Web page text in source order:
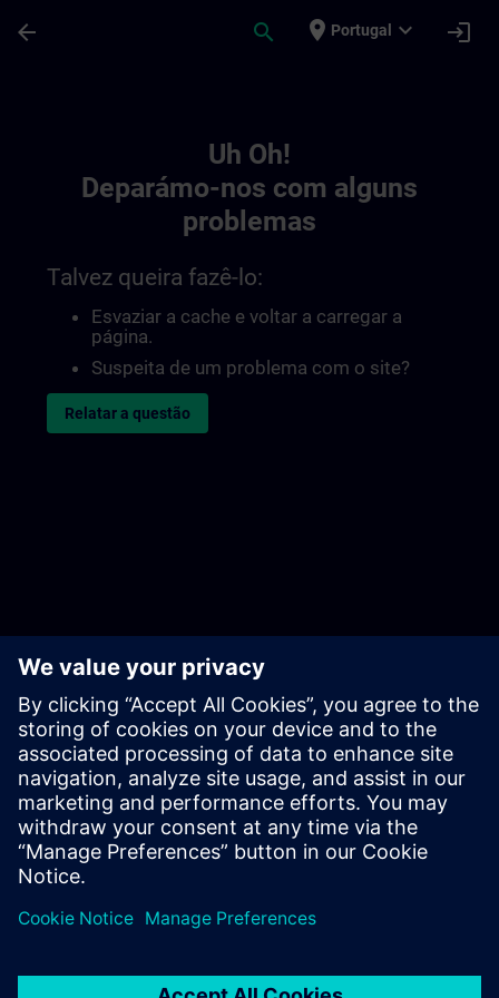
arrow_back search place Portugal expand_more login
Uh Oh!
Deparámo-nos com alguns
problemas
Talvez queira fazê-lo:
Esvaziar a cache e voltar a carregar a
página.
Suspeita de um problema com o site?
Relatar a questão